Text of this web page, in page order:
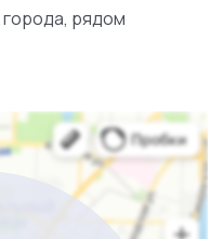
является
восстановление
работы,
арматурные
автомобилей к
получает
для развития бизнеса
и запуска смежных
рядом